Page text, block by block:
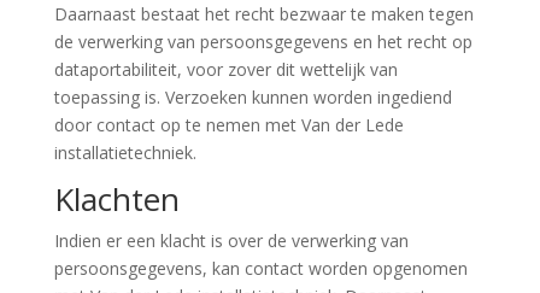
Daarnaast bestaat het recht bezwaar te maken tegen
de verwerking van persoonsgegevens en het recht op
dataportabiliteit, voor zover dit wettelijk van
toepassing is. Verzoeken kunnen worden ingediend
door contact op te nemen met Van der Lede
installatietechniek.
Klachten
Indien er een klacht is over de verwerking van
persoonsgegevens, kan contact worden opgenomen